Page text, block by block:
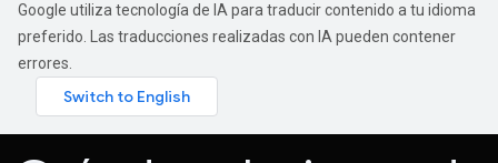
Google utiliza tecnología de IA para traducir contenido a tu idioma
preferido. Las traducciones realizadas con IA pueden contener
errores.